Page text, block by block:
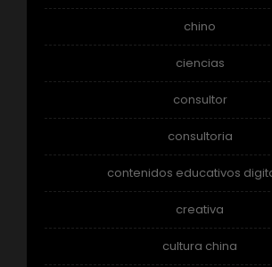
chino
ciencias
consultor
consultoria
contenidos educativos
creativa
cultura china